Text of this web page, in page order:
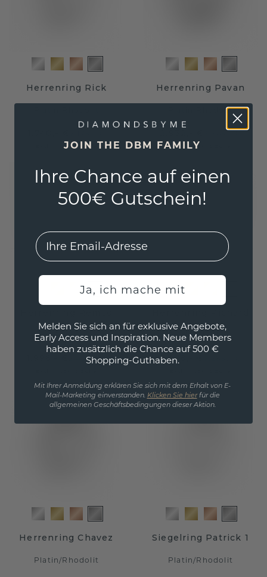
Herrenring Rick
Exkl. MwSt. & Zölle
Herrenring Pavan
Rhodolit
Exkl. MwSt. & Zölle
Platin
2.495,- €
Platin/Rhodolit
2.628,- €
Herrenring Chavez
Platin/Rhodolit
Siegelring Patrick 1
Platin/Rhodolit
JOIN THE DBM FAMILY
Ihre Chance auf einen
500€ Gutschein!
EMail
Ja, ich mache mit
Melden Sie sich an für exklusive Angebote,
Early Access und Inspiration. Neue Members
haben zusätzlich die Chance auf 500 €
Shopping-Guthaben.
Mit Ihrer Anmeldung erklären Sie sich mit dem Erhalt von E-
Mail-Marketing einverstanden. Klicken Sie hierfür die
allgemeinen Geschäftsbedingungen dieser Aktion.